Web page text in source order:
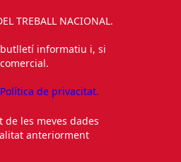
TREBALL NACIONAL.
informatiu i, si
Política de privacitat.
les meves dades
anteriorment